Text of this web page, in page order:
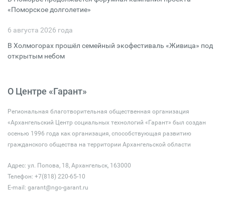
«Поморское долголетие»
6 августа 2026 года
В Холмогорах прошёл семейный экофестиваль «Живица» под
открытым небом
О Центре «Гарант»
Региональная благотворительная общественная организация
«Архангельский Центр социальных технологий «Гарант» был создан
осенью 1996 года как организация, способствующая развитию
гражданского общества на территории Архангельской области
Адрес: ул. Попова, 18, Архангельск, 163000
Телефон: +7(818) 220-65-10
E-mail: garant@ngo-garant.ru